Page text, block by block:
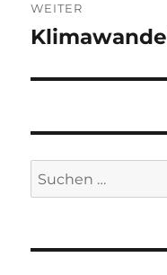
WEITER
Nächster
Suchen
nach: